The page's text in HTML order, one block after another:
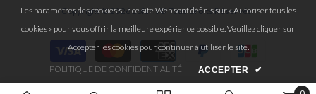
Copyright © 2026 Lofaris® Tous Droits Réservés.
Moyens
paiement
Les paramètres des cookies sur ce site Web sont définis sur « Autoriser tous les
cookies » pour vous offrir la meilleure expérience possible. Veuillez cliquer sur
Accepter les cookies pour continuer à utiliser le site.
POLITIQUE DE CONFIDENTIALITÉ ACCEPTER ✔